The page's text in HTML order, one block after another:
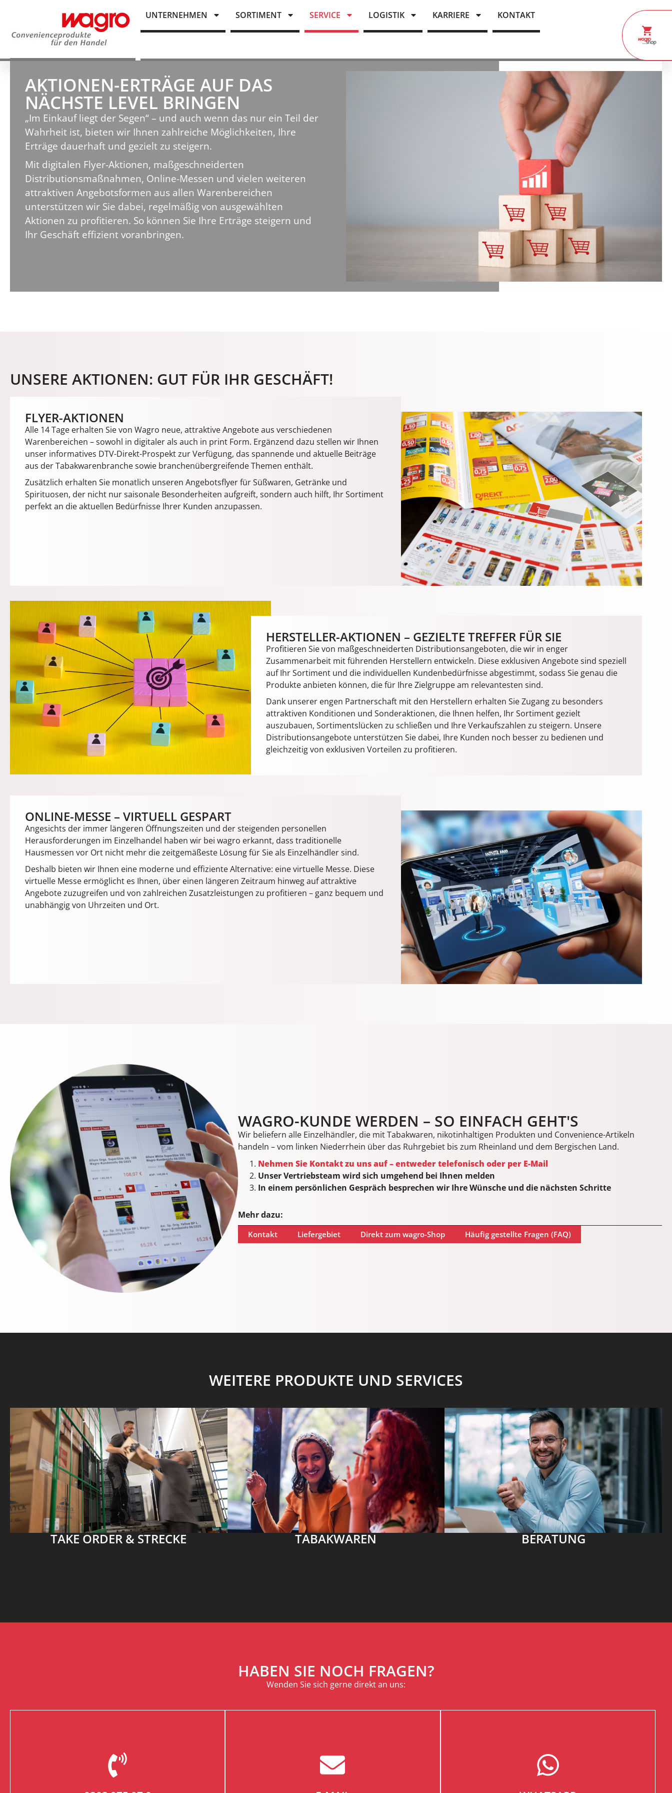
UNTERNEHMEN SORTIMENT SERVICE LOGISTIK KARRIERE KONTAKT
AKTIONEN-ERTRÄGE AUF DAS
NÄCHSTE LEVEL BRINGEN
„Im Einkauf liegt der Segen“ – und auch wenn das nur ein Teil der
Wahrheit ist, bieten wir Ihnen zahlreiche Möglichkeiten, Ihre
Erträge dauerhaft und gezielt zu steigern.
Mit digitalen Flyer-Aktionen, maßgeschneiderten
Distributionsmaßnahmen, Online-Messen und vielen weiteren
attraktiven Angebotsformen aus allen Warenbereichen
unterstützen wir Sie dabei, regelmäßig von ausgewählten
Aktionen zu profitieren. So können Sie Ihre Erträge steigern und
Ihr Geschäft effizient voranbringen.
UNSERE AKTIONEN: GUT FÜR IHR GESCHÄFT!
FLYER-AKTIONEN
Alle 14 Tage erhalten Sie von Wagro neue, attraktive Angebote aus verschiedenen
Warenbereichen – sowohl in digitaler als auch in print Form. Ergänzend dazu stellen wir Ihnen
unser informatives DTV-Direkt-Prospekt zur Verfügung, das spannende und aktuelle Beiträge
aus der Tabakwarenbranche sowie branchenübergreifende Themen enthält.
Zusätzlich erhalten Sie monatlich unseren Angebotsflyer für Süßwaren, Getränke und
Spirituosen, der nicht nur saisonale Besonderheiten aufgreift, sondern auch hilft, Ihr Sortiment
perfekt an die aktuellen Bedürfnisse Ihrer Kunden anzupassen.
HERSTELLER-AKTIONEN – GEZIELTE TREFFER FÜR SIE
Profitieren Sie von maßgeschneiderten Distributionsangeboten, die wir in enger
Zusammenarbeit mit führenden Herstellern entwickeln. Diese exklusiven Angebote sind speziell
auf Ihr Sortiment und die individuellen Kundenbedürfnisse abgestimmt, sodass Sie genau die
Produkte anbieten können, die für Ihre Zielgruppe am relevantesten sind.
Dank unserer engen Partnerschaft mit den Herstellern erhalten Sie Zugang zu besonders
attraktiven Konditionen und Sonderaktionen, die Ihnen helfen, Ihr Sortiment gezielt
auszubauen, Sortimentslücken zu schließen und Ihre Verkaufszahlen zu steigern. Unsere
Distributionsangebote unterstützen Sie dabei, Ihre Kunden noch besser zu bedienen und
gleichzeitig von exklusiven Vorteilen zu profitieren.
ONLINE-MESSE – VIRTUELL GESPART
Angesichts der immer längeren Öffnungszeiten und der steigenden personellen
Herausforderungen im Einzelhandel haben wir bei wagro erkannt, dass traditionelle
Hausmessen vor Ort nicht mehr die zeitgemäßeste Lösung für Sie als Einzelhändler sind.
Deshalb bieten wir Ihnen eine moderne und effiziente Alternative: eine virtuelle Messe. Diese
virtuelle Messe ermöglicht es Ihnen, über einen längeren Zeitraum hinweg auf attraktive
Angebote zuzugreifen und von zahlreichen Zusatzleistungen zu profitieren – ganz bequem und
unabhängig von Uhrzeiten und Ort.
WAGRO-KUNDE WERDEN – SO EINFACH GEHT'S
Wir beliefern alle Einzelhändler, die mit Tabakwaren, nikotinhaltigen Produkten und Convenience-Artikeln
handeln – vom linken Niederrhein über das Ruhrgebiet bis zum Rheinland und dem Bergischen Land.
Nehmen Sie Kontakt zu uns auf – entweder telefonisch oder per E-Mail
Unser Vertriebsteam wird sich umgehend bei Ihnen melden
In einem persönlichen Gespräch besprechen wir Ihre Wünsche und die nächsten Schritte
Mehr dazu:
Kontakt Liefergebiet Direkt zum wagro-Shop Häufig gestellte Fragen (FAQ)
WEITERE PRODUKTE UND SERVICES
TAKE ORDER & STRECKE TABAKWAREN BERATUNG
HABEN SIE NOCH FRAGEN?
Wenden Sie sich gerne direkt an uns: